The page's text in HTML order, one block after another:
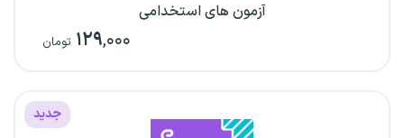
آزمون های استخدامی
۱۲۹,۰۰۰ تومان
جدید